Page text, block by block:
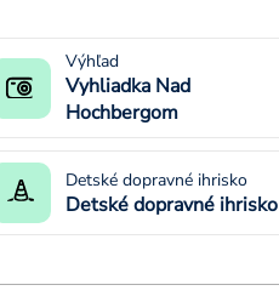
Výhľad
Vyhliadka Nad
Hochbergom
Detské dopravné ihrisko
Detské dopravné ihrisko